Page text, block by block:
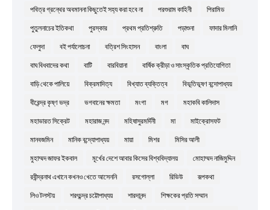
পবিত্র গ্রন্থের অবমাননা কিছুতেই সহ্য করা হবে না পরশুরাম কাহিনী পিরামিড
পুতুলনাচের ইতিকথা পুরস্কার প্রথম প্রতিশ্রুতি পড়াশুনা ফাদার মিলানি
ফেলুদা বই পর্যালোচনা বত্রিশ সিংহাসন বাংলা বাঘ
বাঘ বিধবাদের কথা বাটি বারবিয়ানা বার্ষিক ক্রীড়া ও সাংস্কৃতিক প্রতিযোগিতা
বাড়ি থেকে পালিয়ে বিক্রমাদিত্য বিখ্যাত ব্যক্তিত্ব বিভূতিভূষণ বন্দোপাধ্যয়
বীরেন্দ্র কৃষ্ণ ভদ্র ভগবানের ক্ষমতা মংগা মগ মহাকবি কালিদাস
মহাভারত সিক্রেট মহারাজ নন্দ মহিষাসুরমর্দিনী মা মাইক্রোসফট
মানবজমিন মানিক বন্দ্যোপাধ্যয় মায়া মিশর মিসির আলী
মুহাম্মদ জাফর ইকবাল মূর্খের দেশে আবার কিসের বিশ্ববিদ্যালয় মোহাম্মদ নাজিমুদ্দিন
রবীন্দ্রনাথ এখানে কখনও খেতে আসেননি রসগোল্লা রিভিউ রূপকথা
লিও টলস্টয় শরৎচন্দ্র চট্টোপাধ্যয় শারদানন্দ শিক্ষকের প্রতি সম্মান